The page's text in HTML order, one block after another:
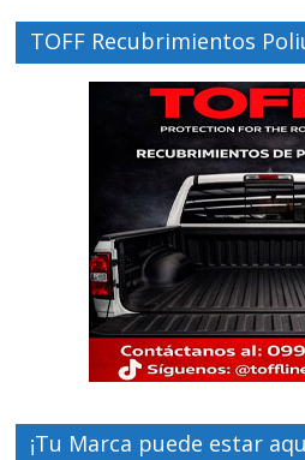
TOFF Recubrimientos
¡Tu Marca puede estar